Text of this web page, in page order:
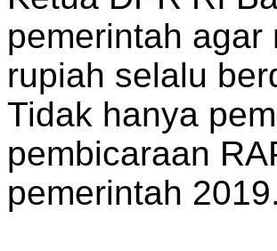
pemerintah
rupiah selalu
Tidak hanya
pembicaraan
pemerintah 2019.